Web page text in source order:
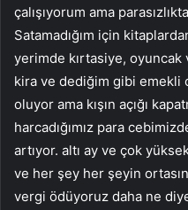
çalışıyorum ama
Satamadığım için
yerimde kırtasiye,
kira ve dediğim gibi emekli
oluyor ama kışın açığı
harcadığımız para
artıyor. altı ay ve çok
ve her şey her şeyin
vergi ödüyoruz daha ne